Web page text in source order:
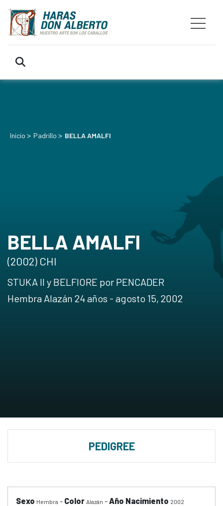
Inicio > Padrillo > BELLA AMALFI
BELLA AMALFI
(2002) CHI
STUKA II y BELFIORE por PENCADER
Hembra Alazán 24 años - agosto 15, 2002
PEDIGREE
Sexo Hembra - Color Alazán -Año Nacimiento 2002